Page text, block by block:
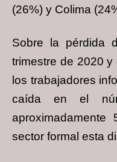
(26%) y Colima
Sobre la pérdida
trimestre de 2020
los trabajadores
caída en el
sector formal esta